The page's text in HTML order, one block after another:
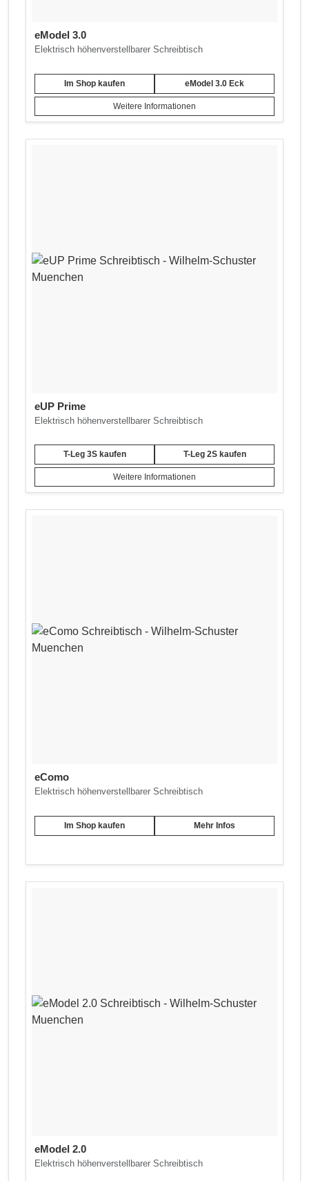
eModel 3.0
Elektrisch höhenverstellbarer Schreibtisch
Im Shop kaufen eModel 3.0 Eck
Weitere Informationen
eUP Prime
Elektrisch höhenverstellbarer Schreibtisch
T-Leg 3S kaufen T-Leg 2S kaufen
Weitere Informationen
eComo
Elektrisch höhenverstellbarer Schreibtisch
Im Shop kaufen Mehr Infos
eModel 2.0
Elektrisch höhenverstellbarer Schreibtisch